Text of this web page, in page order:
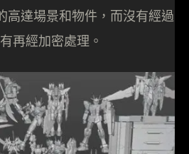
高達場景和物件，而沒有經過
再經加密處理。